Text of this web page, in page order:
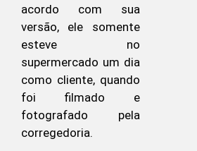
acordo com sua
versão, ele somente
esteve no
supermercado um dia
como cliente, quando
foi filmado e
fotografado pela
corregedoria.